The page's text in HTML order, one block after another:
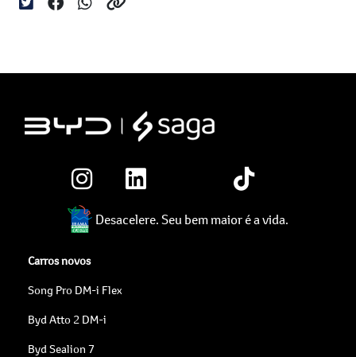
Desacelere. Seu bem maior é a vida.
Carros novos
Song Pro DM-i Flex
Byd Atto 2 DM-i
Byd Sealion 7